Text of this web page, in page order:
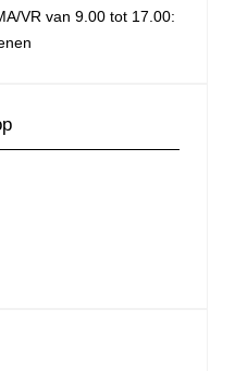
VR van 9.00 tot 17.00: